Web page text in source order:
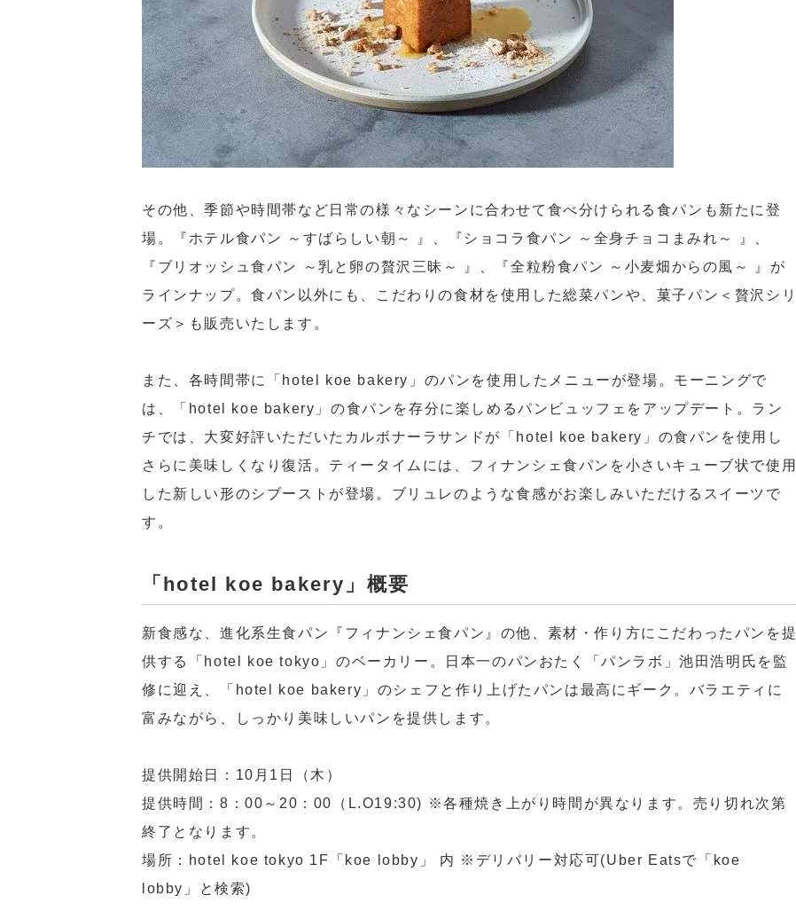
その他、季節や時間帯など日常の様々なシーンに合わせて食べ分けられる食パンも新たに登
場。『ホテル食パン ～すばらしい朝～ 』、『ショコラ食パン ～全身チョコまみれ～ 』、
『ブリオッシュ食パン ～乳と卵の贅沢三昧～ 』、『全粒粉食パン ～小麦畑からの風～ 』が
ラインナップ。食パン以外にも、こだわりの食材を使用した総菜パンや、菓子パン＜贅沢シリ
ーズ＞も販売いたします。
また、各時間帯に「hotel koe bakery」のパンを使用したメニューが登場。モーニングで
は、「hotel koe bakery」の食パンを存分に楽しめるパンビュッフェをアップデート。ラン
チでは、大変好評いただいたカルボナーラサンドが「hotel koe bakery」の食パンを使用し
さらに美味しくなり復活。ティータイムには、フィナンシェ食パンを小さいキューブ状で使用
した新しい形のシブーストが登場。ブリュレのような食感がお楽しみいただけるスイーツで
す。
「hotel koe bakery」概要
新食感な、進化系生食パン『フィナンシェ食パン』の他、素材・作り方にこだわったパンを提
供する「hotel koe tokyo」のベーカリー。日本一のパンおたく「パンラボ」池田浩明氏を監
修に迎え、「hotel koe bakery」のシェフと作り上げたパンは最高にギーク。バラエティに
富みながら、しっかり美味しいパンを提供します。
提供開始日：10月1日（木）
提供時間：8：00～20：00（L.O19:30) ※各種焼き上がり時間が異なります。売り切れ次第
終了となります。
場所：hotel koe tokyo 1F「koe lobby」 内 ※デリバリー対応可(Uber Eatsで「koe
lobby」と検索)